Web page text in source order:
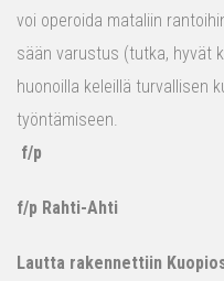
voi operoida mataliin
sään varustus (tutka, hyvät
huonoilla keleillä turvallisen
työntämiseen.
f/p
f/p Rahti-Ahti
Lautta rakennettiin